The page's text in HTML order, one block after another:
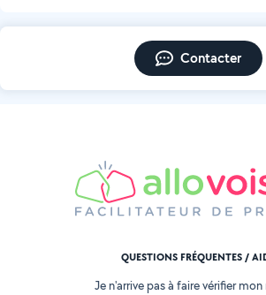
Contacter
QUESTIONS FRÉQUENTES /
Je n'arrive pas à faire vérifier